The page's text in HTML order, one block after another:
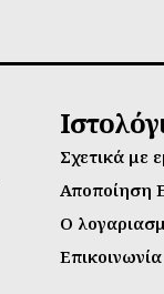
Σχετικά με
Αποποίηση
Ο
Επικοινωνία